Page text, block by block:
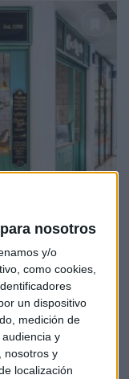
nosotros
y/o
como cookies,
un dispositivo
medición de
y
nosotros y
localización
Canel Rolls y